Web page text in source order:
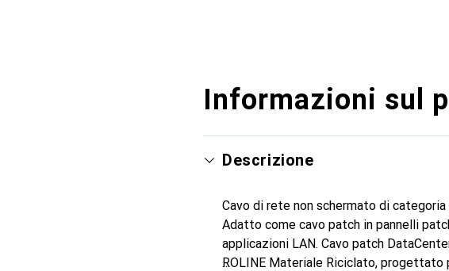
Informazioni sul
Descrizione
Cavo di rete non schermato di
Adatto come cavo patch in pannelli
applicazioni LAN. Cavo patch
ROLINE Materiale Riciclato,